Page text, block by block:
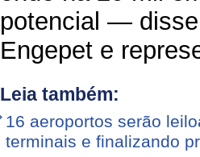
potencial —
Engepet e
Leia também:
16 aeroportos serão
terminais e finalizando